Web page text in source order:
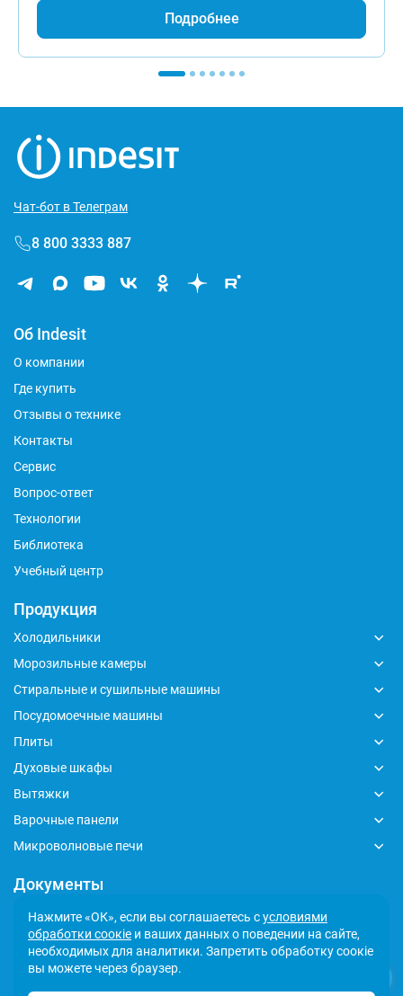
Подробнее
Чат-бот в Телеграм
8 800 3333 887
Об Indesit
О компании
Где купить
Отзывы о технике
Контакты
Сервис
Вопрос-ответ
Технологии
Библиотека
Учебный центр
Продукция
Холодильники
Морозильные камеры
Стиральные и сушильные машины
Посудомоечные машины
Плиты
Духовые шкафы
Вытяжки
Варочные панели
Микроволновые печи
Документы
Глобальный кодекс делового поведения
Политика обработки персональных данных
Сообщить о несоответствии
Нажмите «ОК», если вы соглашаетесь сусловиями
обработки соокіе и ваших данных о поведении на сайте,
необходимых для аналитики. Запретить обработку соокіе
вы можете через браузер.